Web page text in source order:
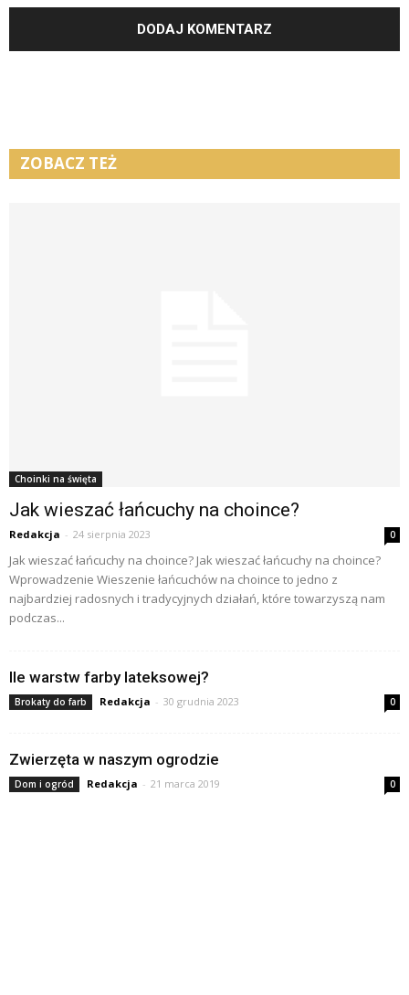
ZOBACZ TEŻ
Choinki na święta
Jak wieszać łańcuchy na choince?
Redakcja - 24 sierpnia 2023 0
Jak wieszać łańcuchy na choince? Jak wieszać łańcuchy na choince?
Wprowadzenie Wieszenie łańcuchów na choince to jedno z
najbardziej radosnych i tradycyjnych działań, które towarzyszą nam
podczas...
Ile warstw farby lateksowej?
Brokaty do farb Redakcja - 30 grudnia 2023 0
Zwierzęta w naszym ogrodzie
Dom i ogród Redakcja - 21 marca 2019 0